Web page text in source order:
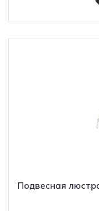
Подвесная